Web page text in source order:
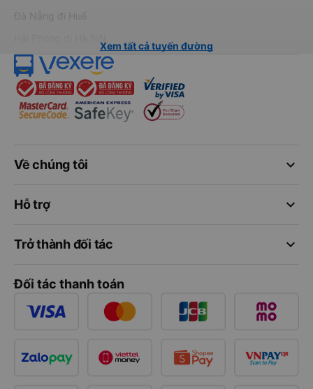
Đà Nẵng đi Huế
Xem tất cả tuyến đường
keyboard_arrow_down
Về chúng tôi
keyboard_arrow_down
Hỗ trợ
keyboard_arrow_down
Trở thành đối tác
Đối tác thanh toán